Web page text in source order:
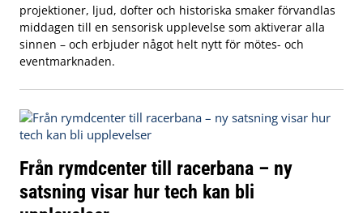
projektioner, ljud, dofter och historiska smaker förvandlas
middagen till en sensorisk upplevelse som aktiverar alla
sinnen – och erbjuder något helt nytt för mötes- och
eventmarknaden.
Från rymdcenter till racerbana – ny
satsning visar hur tech kan bli